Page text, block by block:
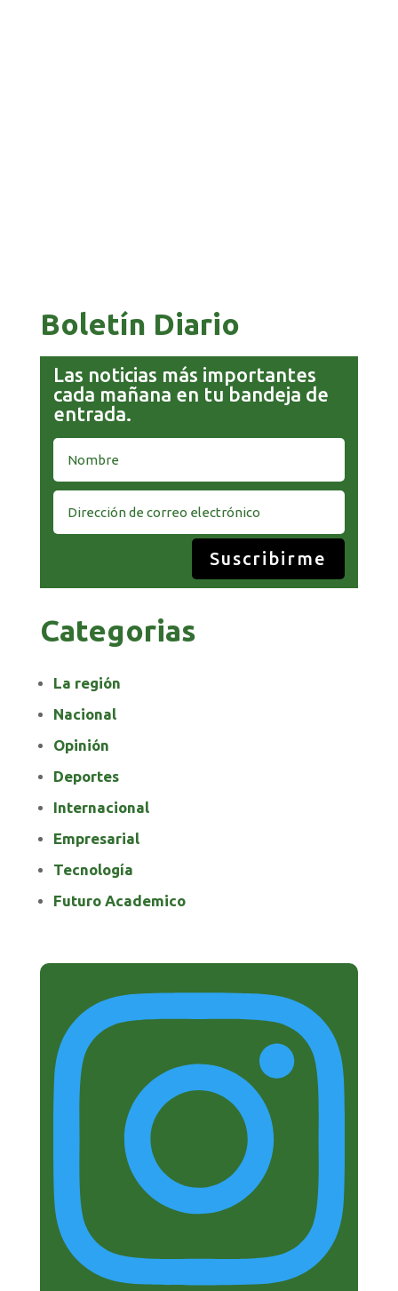
Boletín Diario
Las noticias más importantes
cada mañana en tu bandeja de
entrada.
Suscribirme
Categorias
La región
Nacional
Opinión
Deportes
Internacional
Empresarial
Tecnología
Futuro Academico